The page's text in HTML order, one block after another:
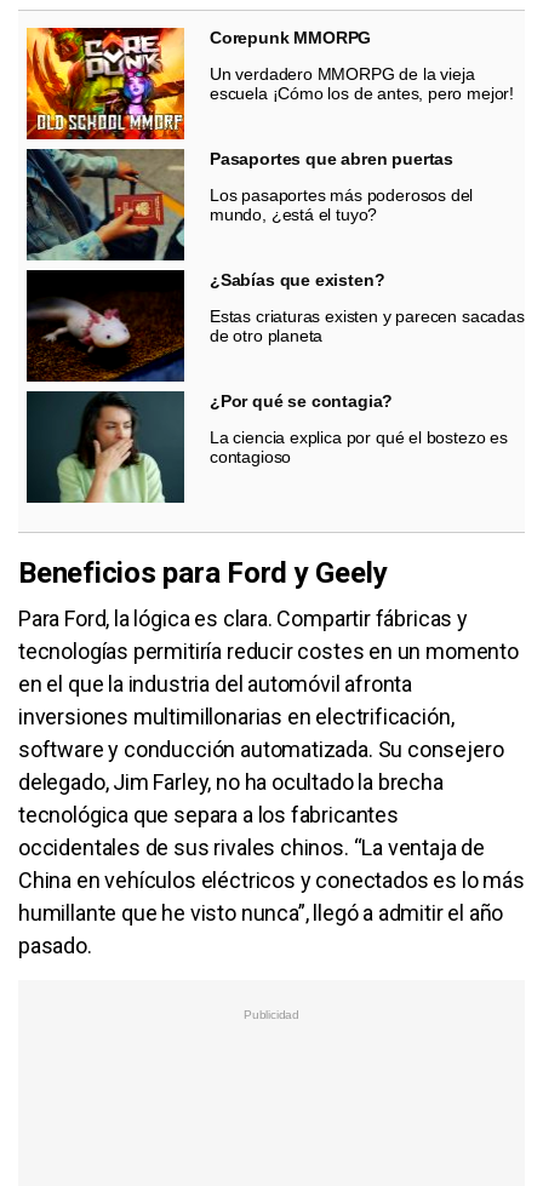
Corepunk MMORPG
Un verdadero MMORPG de la vieja
escuela ¡Cómo los de antes, pero mejor!
Pasaportes que abren puertas
Los pasaportes más poderosos del
mundo, ¿está el tuyo?
¿Sabías que existen?
Estas criaturas existen y parecen sacadas
de otro planeta
¿Por qué se contagia?
La ciencia explica por qué el bostezo es
contagioso
Beneficios para Ford y Geely
Para Ford, la lógica es clara. Compartir fábricas y
tecnologías permitiría reducir costes en un momento
en el que la industria del automóvil afronta
inversiones multimillonarias en electrificación,
software y conducción automatizada. Su consejero
delegado, Jim Farley, no ha ocultado la brecha
tecnológica que separa a los fabricantes
occidentales de sus rivales chinos. “La ventaja de
China en vehículos eléctricos y conectados es lo más
humillante que he visto nunca”, llegó a admitir el año
pasado.